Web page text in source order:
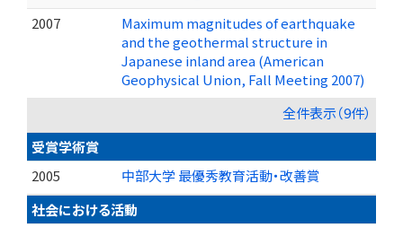
2007
Maximum magnitudes of earthquake
and the geothermal structure in
Japanese inland area (American
Geophysical Union, Fall Meeting 2007)
全件表示（9件）
受賞学術賞
2005
中部大学 最優秀教育活動・改善賞
社会における活動